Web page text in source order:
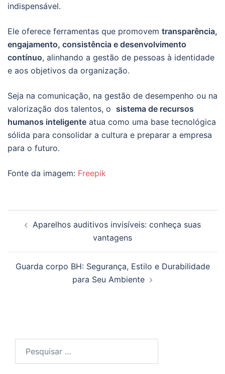
indispensável.
Ele oferece ferramentas que promovem transparência,
engajamento, consistência e desenvolvimento
contínuo, alinhando a gestão de pessoas à identidade
e aos objetivos da organização.
Seja na comunicação, na gestão de desempenho ou na
valorização dos talentos, o sistema de recursos
humanos inteligente atua como uma base tecnológica
sólida para consolidar a cultura e preparar a empresa
para o futuro.
Fonte da imagem: Freepik
Aparelhos auditivos invisíveis: conheça suas
vantagens
Guarda corpo BH: Segurança, Estilo e Durabilidade
para Seu Ambiente